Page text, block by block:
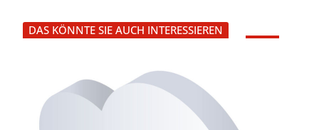
DAS KÖNNTE SIE AUCH INTERESSIEREN